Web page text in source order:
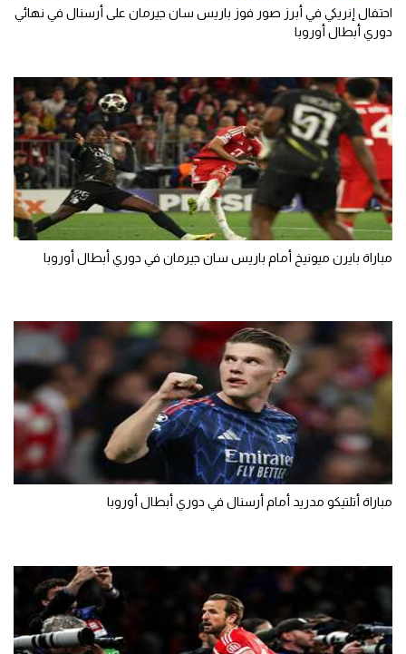
احتفال إنريكي في أبرز صور فوز باريس سان جيرمان على أرسنال في نهائي
دوري أبطال أوروبا
مباراة بايرن ميونيخ أمام باريس سان جيرمان في دوري أبطال أوروبا
مباراة أتلتيكو مدريد أمام أرسنال في دوري أبطال أوروبا